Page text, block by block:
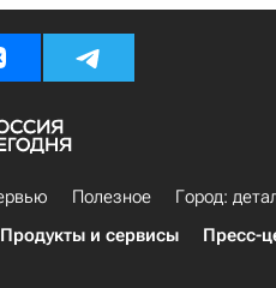
Полезное
Город:
Продукты и сервисы Пресс-